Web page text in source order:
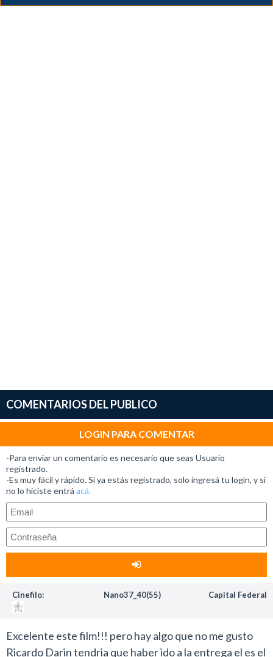
COMENTARIOS DEL PUBLICO
LOGIN PARA COMENTAR
-Para enviar un comentario es necesario que seas Usuario
registrado.
-Es muy fácil y rápido. Si ya estás registrado, solo ingresá tu login, y si
no lo hiciste entrá acá.
Cinefilo: Nano37_40(55) Capital Federal
Excelente este film!!! pero hay algo que no me gusto
Ricardo Darin tendria que haber ido a la entrega el es el